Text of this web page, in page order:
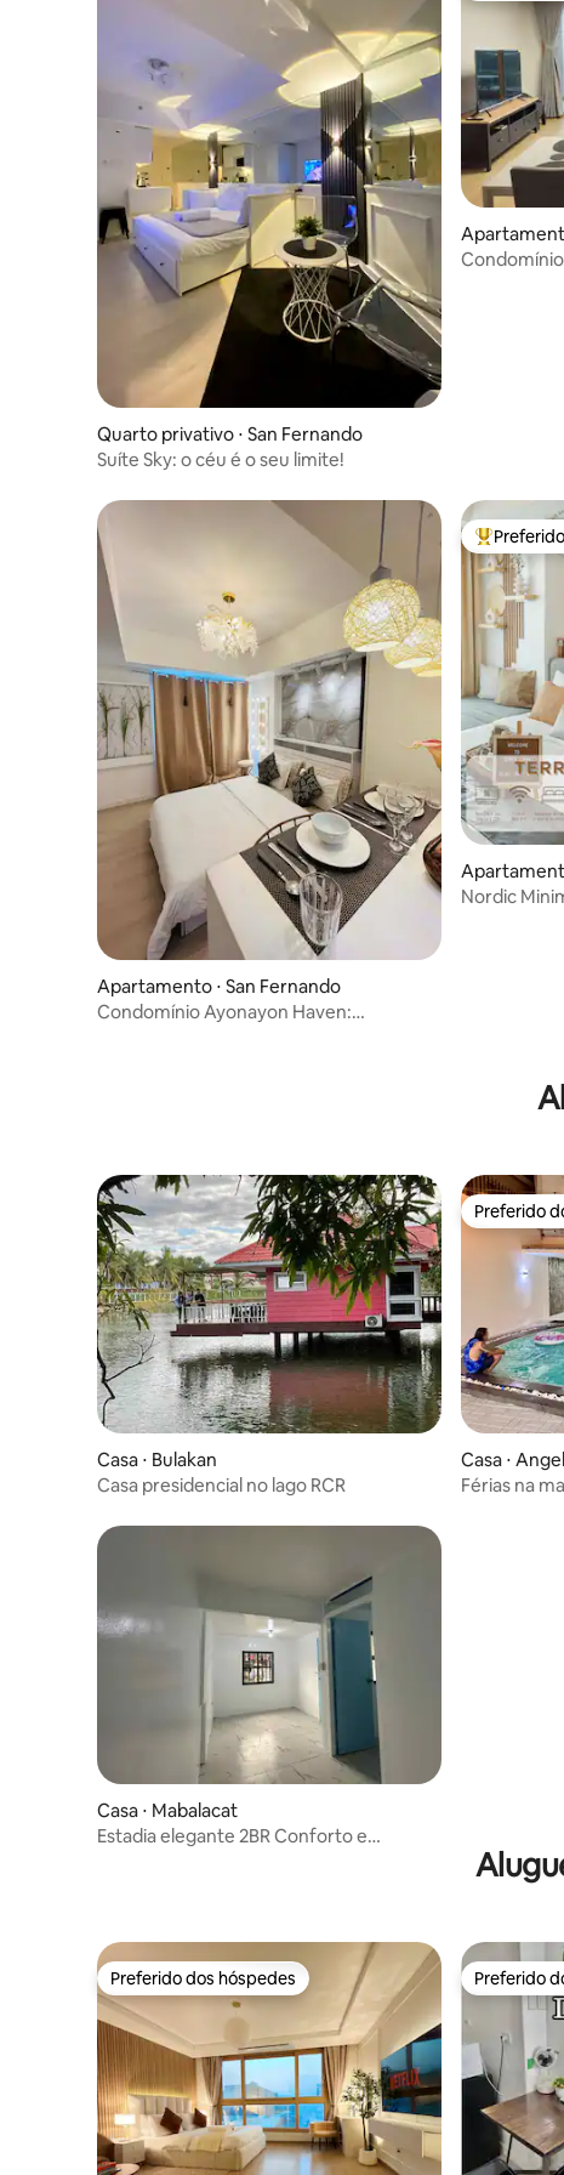
Quarto privativo ⋅ San Fernando
Suíte Sky: o céu é o seu limite!
Condomínio
Apartamento ⋅ San Fernando
Condomínio Ayonayon Haven:
Entre os
Nordic
Casa ⋅ Bulakan
Casa presidencial no lago RCR
Preferido
Preferido
Casa ⋅
Férias na
Casa ⋅ Mabalacat
Estadia elegante 2BR Conforto e
Preferido dos hóspedes
Preferido dos hóspedes Preferido
Preferido